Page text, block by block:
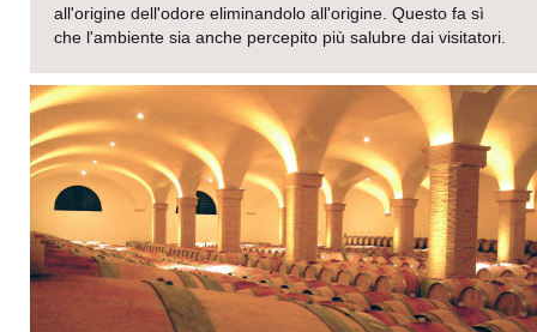
all'origine dell'odore eliminandolo all'origine. Questo fa sì
che l'ambiente sia anche percepito più salubre dai visitatori.